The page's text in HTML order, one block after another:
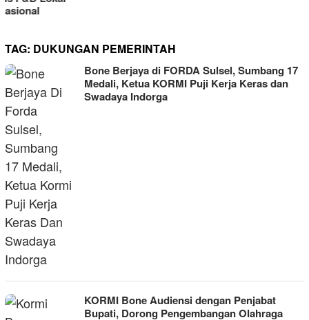
TAG: DUKUNGAN PEMERINTAH
Bone Berjaya di FORDA Sulsel, Sumbang 17
Medali, Ketua KORMI Puji Kerja Keras dan
Swadaya Indorga
KORMI Bone Audiensi dengan Penjabat
Bupati, Dorong Pengembangan Olahraga